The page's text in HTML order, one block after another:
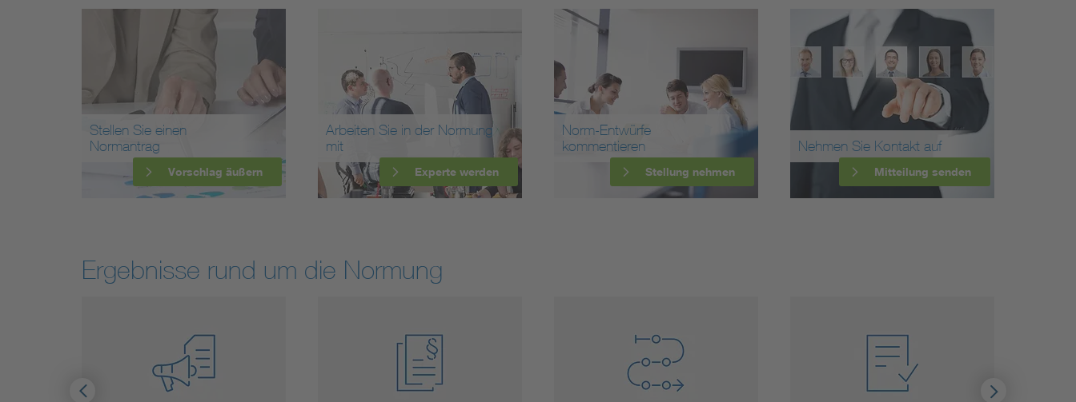
Stellen Sie einen
Normantrag
Vorschlag äußern
Arbeiten Sie in der Normung
mit
Experte werden
Norm-Entwürfe
kommentieren
Stellung nehmen
Nehmen Sie Kontakt auf
Mitteilung senden
Ergebnisse rund um die Normung